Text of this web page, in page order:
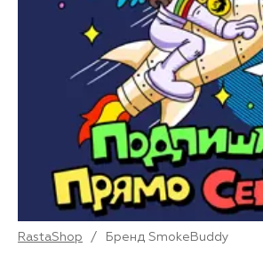
RastaShop / Бренд SmokeBuddy